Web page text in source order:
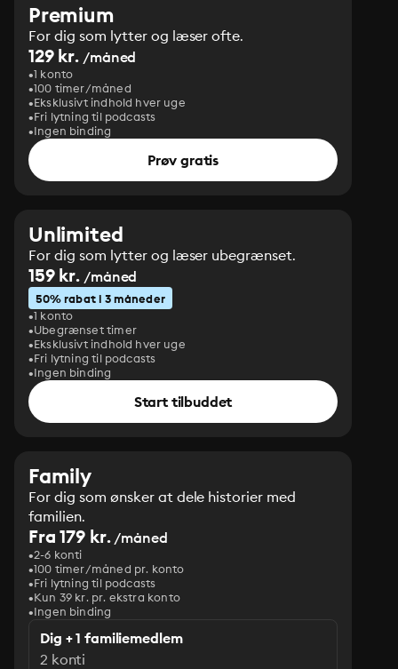
Premium
For dig som lytter og læser ofte.
129 kr. /måned
1 konto
100 timer/måned
Eksklusivt indhold hver uge
Fri lytning til podcasts
Ingen binding
Prøv gratis
Unlimited
For dig som lytter og læser ubegrænset.
159 kr. /måned
50% rabat i 3 måneder
1 konto
Ubegrænset timer
Eksklusivt indhold hver uge
Fri lytning til podcasts
Ingen binding
Start tilbuddet
Family
For dig som ønsker at dele historier med
familien.
Fra 179 kr./måned
2-6 konti
100 timer/måned pr. konto
Fri lytning til podcasts
Kun 39 kr. pr. ekstra konto
Ingen binding
Dig + 1 familiemedlem
2 konti